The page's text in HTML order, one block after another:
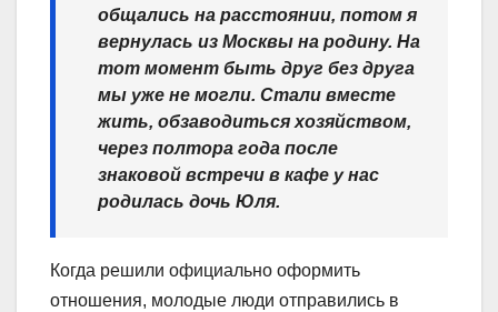
общались на расстоянии, потом я
вернулась из Москвы на родину. На
тот момент быть друг без друга
мы уже не могли. Стали вместе
жить, обзаводиться хозяйством,
через полтора года после
знаковой встречи в кафе у нас
родилась дочь Юля.
Когда решили официально оформить
отношения, молодые люди отправились в